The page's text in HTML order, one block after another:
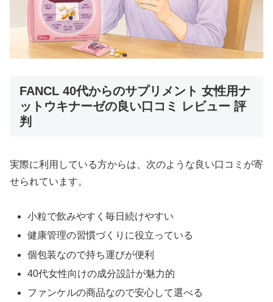
FANCL 40代からのサプリメント 女性用ナ
ットウキナーゼの良い口コミ レビュー 評
判
実際に利用している方からは、次のような良い口コミが寄
せられています。
小粒で飲みやすく毎日続けやすい
健康管理の習慣づくりに役立っている
個包装なので持ち運びが便利
40代女性向けの成分設計が魅力的
ファンケルの商品なので安心して選べる